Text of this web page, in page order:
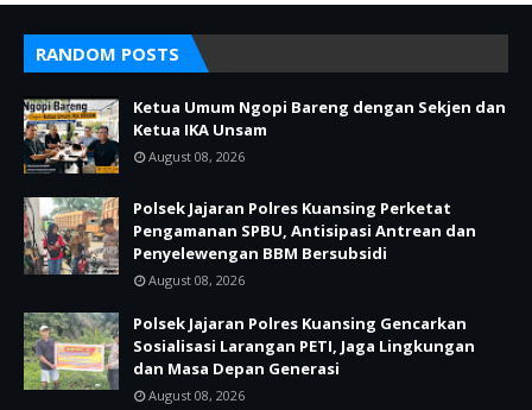
RANDOM POSTS
Ketua Umum Ngopi Bareng dengan Sekjen dan
Ketua IKA Unsam
August 08, 2026
Polsek Jajaran Polres Kuansing Perketat
Pengamanan SPBU, Antisipasi Antrean dan
Penyelewengan BBM Bersubsidi
August 08, 2026
Polsek Jajaran Polres Kuansing Gencarkan
Sosialisasi Larangan PETI, Jaga Lingkungan
dan Masa Depan Generasi
August 08, 2026